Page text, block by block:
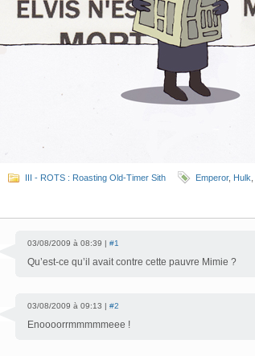
III - ROTS : Roasting Old-Timer Sith Emperor, Hulk
03/08/2009 à 08:39 | #1
Qu’est-ce qu’il avait contre cette pauvre Mimie ?
03/08/2009 à 09:13 | #2
Enoooorrmmmmmeee !